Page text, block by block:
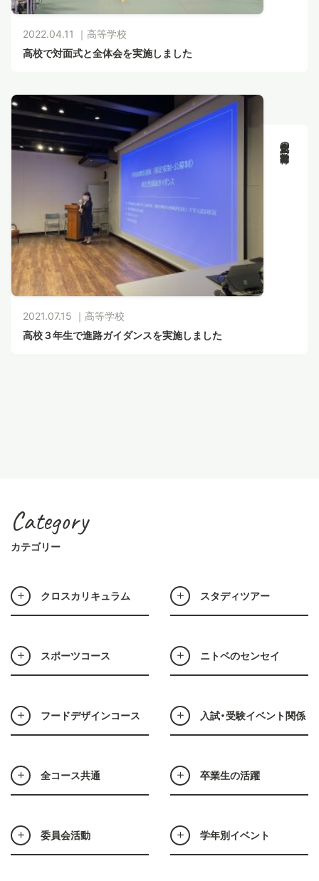
2022.04.11 ｜ 高等学校
高校で対面式と全体会を実施しました
新渡戸文化の教育活動
2021.07.15 ｜ 高等学校
高校３年生で進路ガイダンスを実施しました
Category
カテゴリー
クロスカリキュラム スタディツアー
スポーツコース ニトベのセンセイ
フードデザインコース 入試・受験イベント関係
全コース共通 卒業生の活躍
委員会活動 学年別イベント